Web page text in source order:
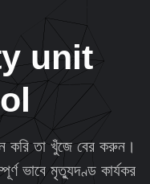
unit
করি তা খুঁজে বের করুন।
ভাবে মৃত্যুদণ্ড কার্যকর